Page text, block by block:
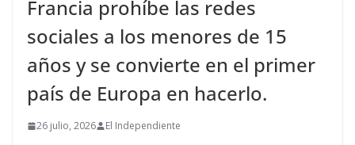
Francia prohíbe las redes
sociales a los menores de 15
años y se convierte en el primer
país de Europa en hacerlo.
26 julio, 2026 El Independiente